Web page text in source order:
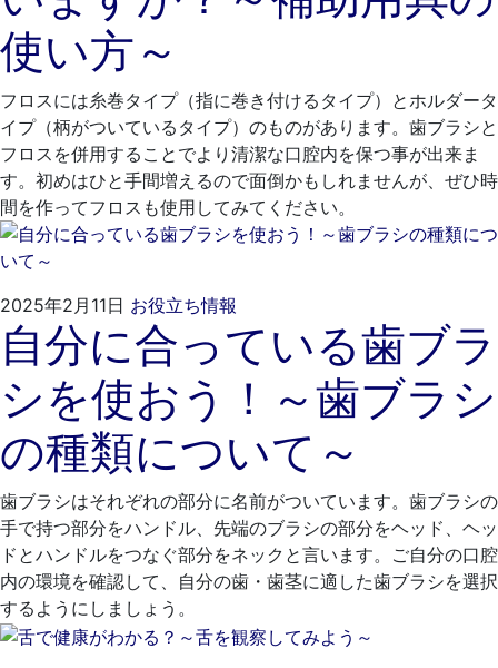
28
歯
院
使い方～
フロスには糸巻タイプ（指に巻き付けるタイプ）とホルダータ
イプ（柄がついているタイプ）のものがあります。歯ブラシと
フロスを併用することでより清潔な口腔内を保つ事が出来ま
す。初めはひと手間増えるので面倒かもしれませんが、ぜひ時
間を作ってフロスも使用してみてください。
2025年2月11日 お役立ち情報
年
1
月
28
れ
も
と
歯
医
院
自分に合っている歯ブラ
シを使おう！～歯ブラシ
の種類について～
歯ブラシはそれぞれの部分に名前がついています。歯ブラシの
手で持つ部分をハンドル、先端のブラシの部分をヘッド、ヘッ
ドとハンドルをつなぐ部分をネックと言います。ご自分の口腔
内の環境を確認して、自分の歯・歯茎に適した歯ブラシを選択
するようにしましょう。